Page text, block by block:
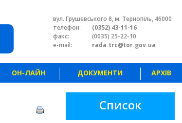
вул. Грушевського 8, м. Тернопіль, 46000
телефон:
(0352) 43-11-16
факс:
(0035) 25-22-10
e-mail:
rada.trc@tor.gov.ua
ОН-ЛАЙН ДОКУМЕНТИ АРХІВ
Список